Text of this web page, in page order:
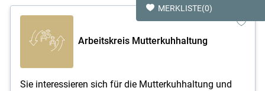
MERKLISTE(0)
Arbeitskreis Mutterkuh­haltung
Sie interessieren sich für die Mutterkuh­haltung und